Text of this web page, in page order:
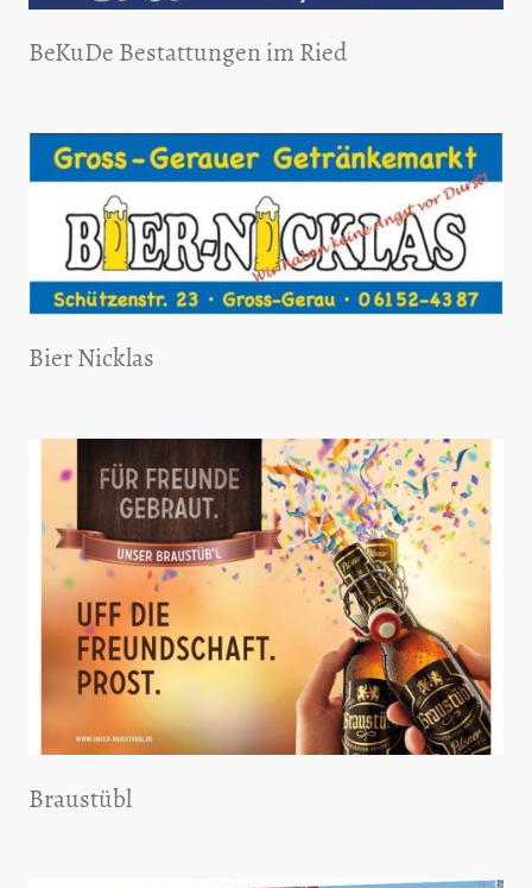
BeKuDe Bestattungen im Ried
Bier Nicklas
Braustübl